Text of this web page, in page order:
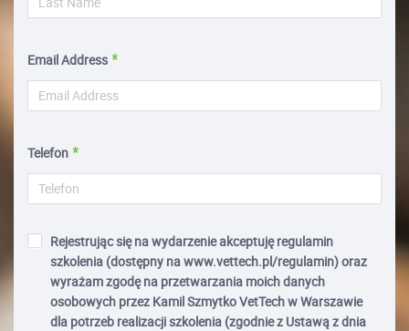
Email Address
Telefon
Rejestrując się na wydarzenie akceptuję regulamin
szkolenia (dostępny na www.vettech.pl/regulamin) oraz
wyrażam zgodę na przetwarzania moich danych
osobowych przez Kamil Szmytko VetTech w Warszawie
dla potrzeb realizacji szkolenia (zgodnie z Ustawą z dnia